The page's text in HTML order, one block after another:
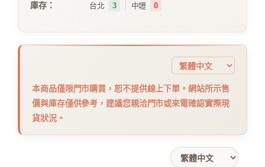
庫存： 台北 3 中壢 0
本商品僅限門市購買，恕不提供線上下單。網站所示售
價與庫存僅供參考，建議您親洽門市或來電確認實際現
貨狀況。